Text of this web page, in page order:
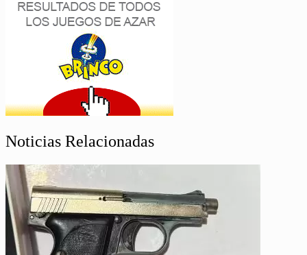
Noticias Relacionadas